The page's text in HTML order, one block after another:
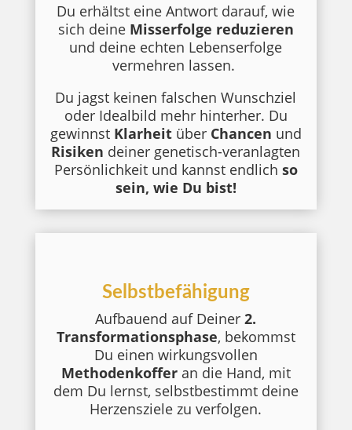
Du erhältst eine Antwort darauf, wie
sich deine Misserfolge reduzieren
und deine echten Lebenserfolge
vermehren lassen.
Du jagst keinen falschen Wunschziel
oder Idealbild mehr hinterher. Du
gewinnst Klarheitüber Chancen und
Risiken deiner genetisch-veranlagten
Persönlichkeit und kannst endlich so
sein, wie Du bist!
Selbstbefähigung
Aufbauend auf Deiner2.
Transformationsphase, bekommst
Du einen wirkungsvollen
Methodenkofferan die Hand, mit
dem Du lernst, selbstbestimmt deine
Herzensziele zu verfolgen.